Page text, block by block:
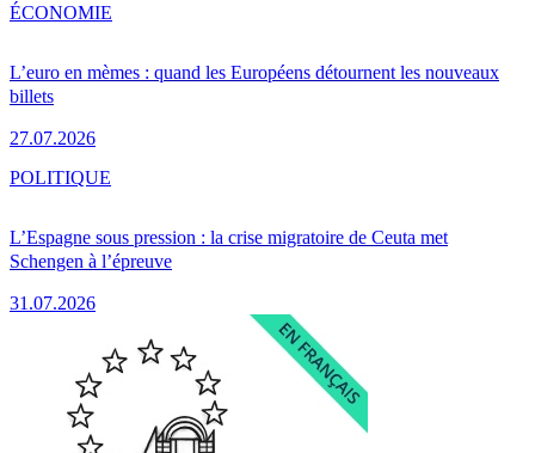
L’euro en mèmes : quand les Européens détournent les nouveaux
billets
27.07.2026
ÉCONOMIE
L’Espagne sous pression : la crise migratoire de Ceuta met
Schengen à l’épreuve
31.07.2026
POLITIQUE